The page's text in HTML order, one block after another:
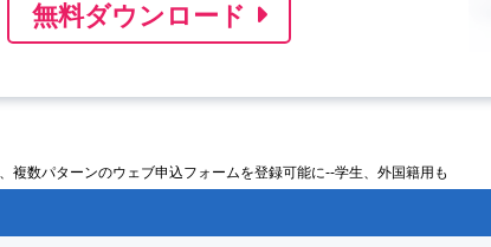
無料ダウンロード
複数パターンのウェブ申込フォームを登録可能に--学生、外国籍用も